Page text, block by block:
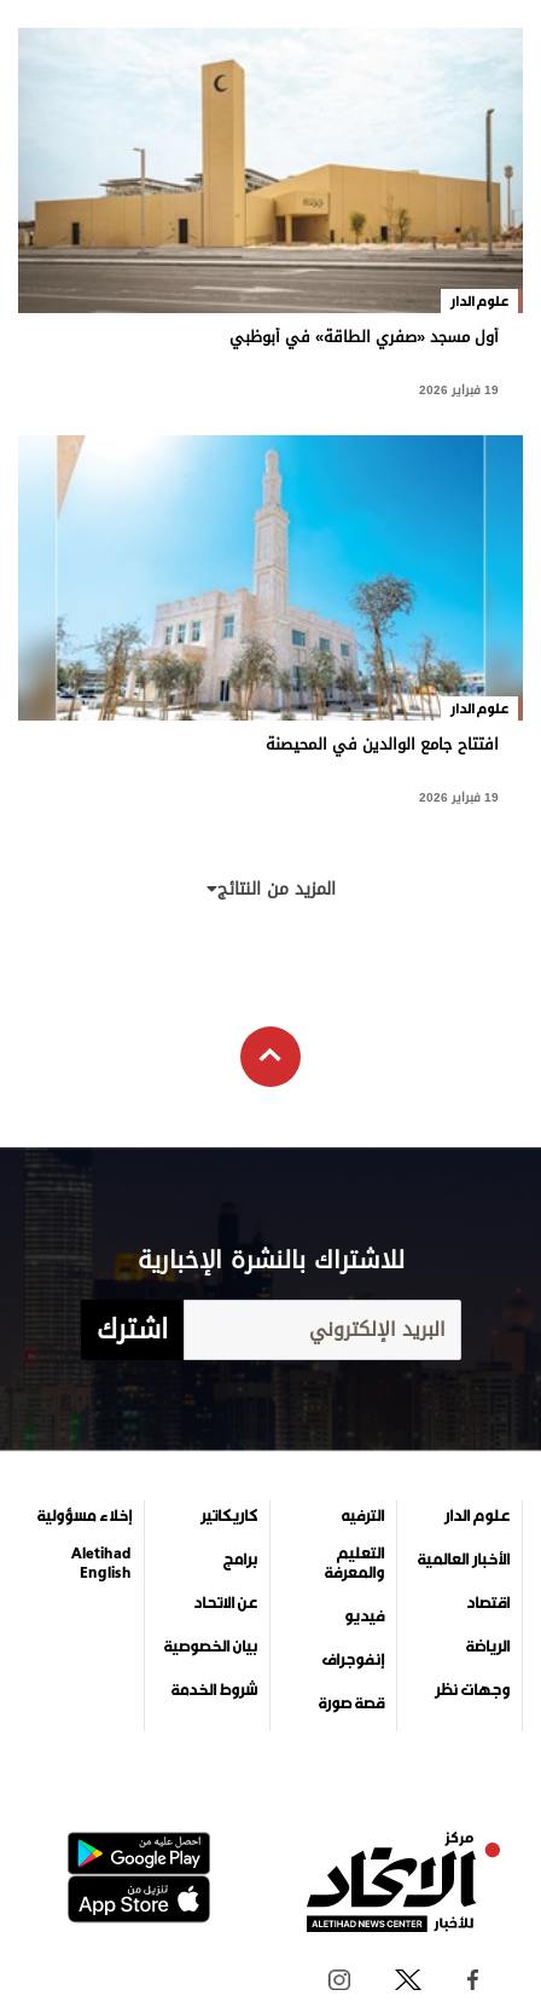
علوم الدار
أول مسجد «صفري الطاقة» في أبوظبي
19 فبراير 2026
علوم الدار
افتتاح جامع الوالدين في المحيصنة
19 فبراير 2026
المزيد من النتائج
للاشتراك بالنشرة الإخبارية
اشترك
علوم الدار
الأخبار العالمية
اقتصاد
الرياضة
وجهات نظر
الترفيه
التعليم
والمعرفة
فيديو
إنفوجراف
قصة صورة
كاريكاتير
برامج
عن الاتحاد
بيان الخصوصية
شروط الخدمة
إخلاء مسؤولية
Aletihad
English